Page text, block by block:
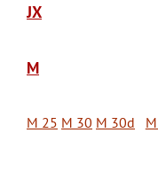
JX
M
M 25 M 30 M 30d